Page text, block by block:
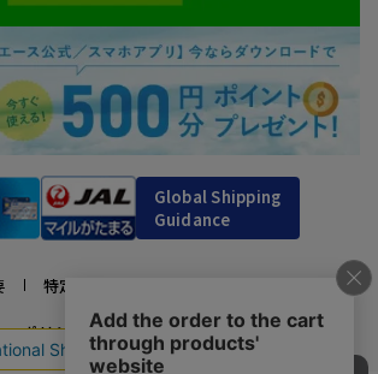
Global Shipping
Guidance
特定商取引法に基づく表示
ポリシー 利用規約 採用情報